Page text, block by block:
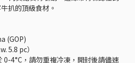
扒的頂級食材。
(GOP)
5.8 pc）
0-4°C，請勿重複冷凍，開封後請儘速